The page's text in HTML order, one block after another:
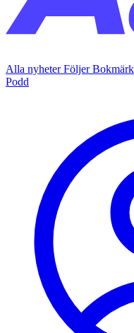
Alla nyheterFöljer
Podd